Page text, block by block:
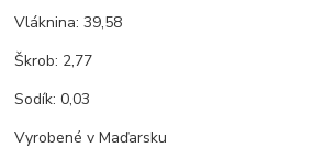
Vláknina: 39,58
Škrob: 2,77
Sodík: 0,03
Vyrobené v Maďarsku